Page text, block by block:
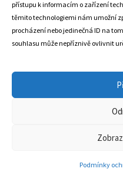
přístupu k informacím o zařízení
těmito technologiemi nám umožní
procházení nebo jedinečná ID na
souhlasu může nepříznivě ovlivnit
Podmínky
Trstená 02801